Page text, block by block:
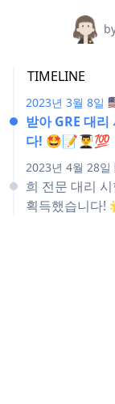
TIMELINE
2023년 3월 8일
받아 GRE 대
다! 🤩📝👨‍🎓💯
2023년 4월 28일
희 전문 대리
획득했습니다!